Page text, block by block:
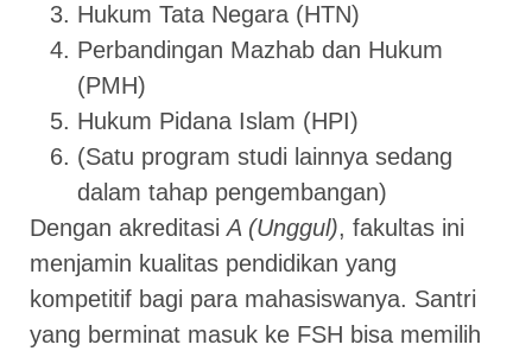
Hukum Tata Negara (HTN)
Perbandingan Mazhab dan Hukum
(PMH)
Hukum Pidana Islam (HPI)
(Satu program studi lainnya sedang
dalam tahap pengembangan)
Dengan akreditasiA (Unggul), fakultas ini
menjamin kualitas pendidikan yang
kompetitif bagi para mahasiswanya. Santri
yang berminat masuk ke FSH bisa memilih